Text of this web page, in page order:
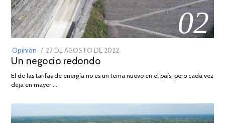
02
Opinión
POSTED
ON
27 DE AGOSTO DE 2022
DE
Un negocio redondo
El de las tarifas de energía no es un tema nuevo en el país, pero cada vez
deja en mayor …